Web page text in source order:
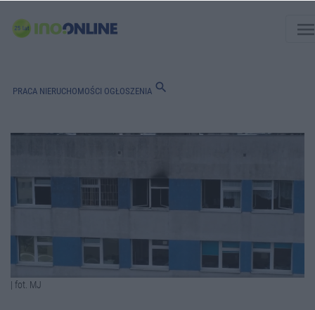
PRACA NIERUCHOMOŚCI OGŁOSZENIA search
| fot. MJ